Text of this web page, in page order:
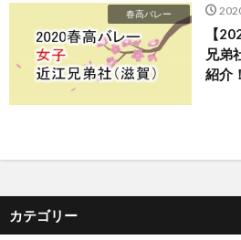
春高バレー
【
兄弟
紹介！
カテゴリー